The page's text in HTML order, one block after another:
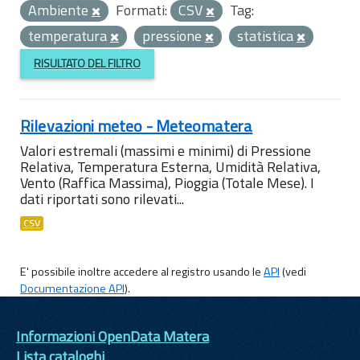
Ambiente
Formati: CSV
Tag:
temperatura
pressione statistica
RISULTATO DEL FILTRO
Rilevazioni meteo - Meteomatera
Valori estremali (massimi e minimi) di Pressione
Relativa, Temperatura Esterna, Umidità Relativa,
Vento (Raffica Massima), Pioggia (Totale Mese). I
dati riportati sono rilevati...
CSV
E' possibile inoltre accedere al registro usando leAPI(vedi
Documentazione API).
Informazioni OpenData Matera